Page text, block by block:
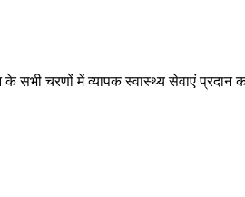
सभी चरणों में व्यापक स्वास्थ्य सेवाएं प्रदान